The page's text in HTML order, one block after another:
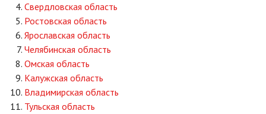
Свердловская область
Ростовская область
Ярославская область
Челябинская область
Омская область
Калужская область
Владимирская область
Тульская область